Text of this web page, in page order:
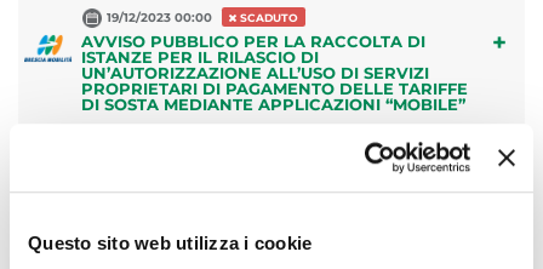
Questo sito web utilizza i cookie
19/12/2023 00:00 SCADUTO
AVVISO PUBBLICO PER LA RACCOLTA DI
ISTANZE PER IL RILASCIO DI
UN’AUTORIZZAZIONE ALL’USO DI SERVIZI
PROPRIETARI DI PAGAMENTO DELLE TARIFFE
DI SOSTA MEDIANTE APPLICAZIONI “MOBILE”
+
AVVISO PUBBLICO PER LA RACCOLTA DI
DEL D.LGS. 50/2016, FINALIZZATA
+